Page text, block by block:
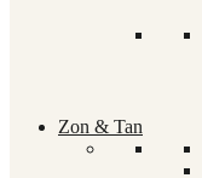
Zon & Tan